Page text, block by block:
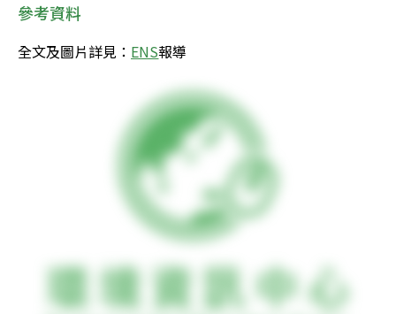
參考資料
全文及圖片詳見： ENS報導